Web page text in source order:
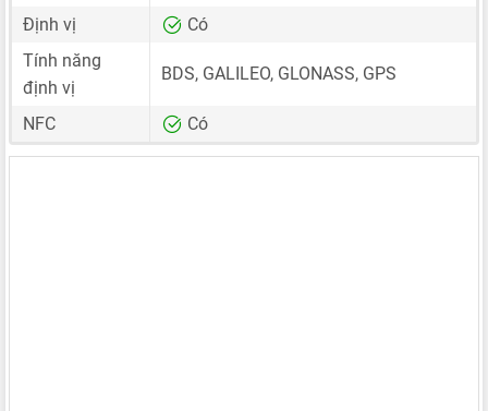
Định vị
Có
Tính năng
định vị
BDS, GALILEO, GLONASS, GPS
NFC Có